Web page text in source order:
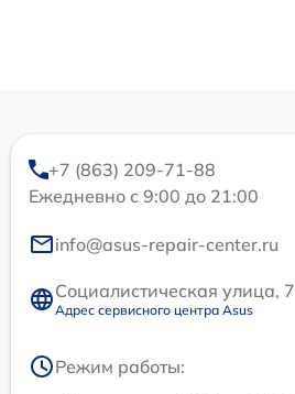
+7 (863) 209-71-88
Ежедневно с 9:00 до 21:00
info@asus-repair-center.ru
Социалистическая улица,
Адрес сервисного центра Asus
Режим работы: